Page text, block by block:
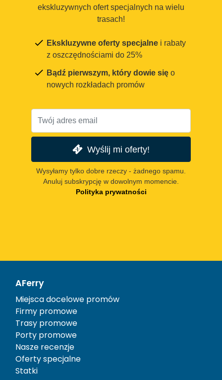
ekskluzywnych ofert specjalnych na wielu
trasach!
Ekskluzywne oferty specjalne i rabaty
z oszczędnościami do 25%
Bądź pierwszym, który dowie się o
nowych rozkładach promów
Wyślij mi oferty!
Wysyłamy tylko dobre rzeczy - żadnego spamu.
Anuluj subskrypcję w dowolnym momencie.
Polityka prywatności
AFerry
Miejsca docelowe promów
Firmy promowe
Trasy promowe
Porty promowe
Nasze recenzje
Oferty specjalne
Statki